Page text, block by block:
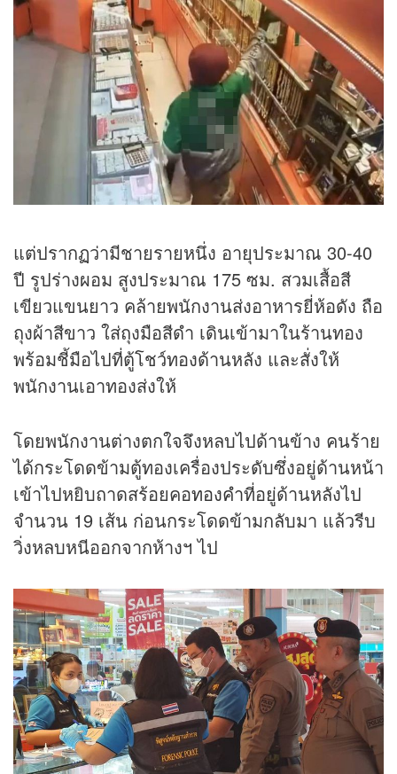
แต่ปรากฏว่ามีชายรายหนึ่ง อายุประมาณ 30-40
ปี รูปร่างผอม สูงประมาณ 175 ซม. สวมเสื้อสี
เขียวแขนยาว คล้ายพนักงานส่งอาหารยี่ห้อดัง ถือ
ถุงผ้าสีขาว ใส่ถุงมือสีดำ เดินเข้ามาในร้านทอง
พร้อมชี้มือไปที่ตู้โชว์ทองด้านหลัง และสั่งให้
พนักงานเอาทองส่งให้
โดยพนักงานต่างตกใจจึงหลบไปด้านข้าง คนร้าย
ได้กระโดดข้ามตู้ทองเครื่องประดับซึ่งอยู่ด้านหน้า
เข้าไปหยิบถาดสร้อยคอทองคำที่อยู่ด้านหลังไป
จำนวน 19 เส้น ก่อนกระโดดข้ามกลับมา แล้วรีบ
วิ่งหลบหนีออกจากห้างฯ ไป